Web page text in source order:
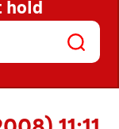
OG
hold